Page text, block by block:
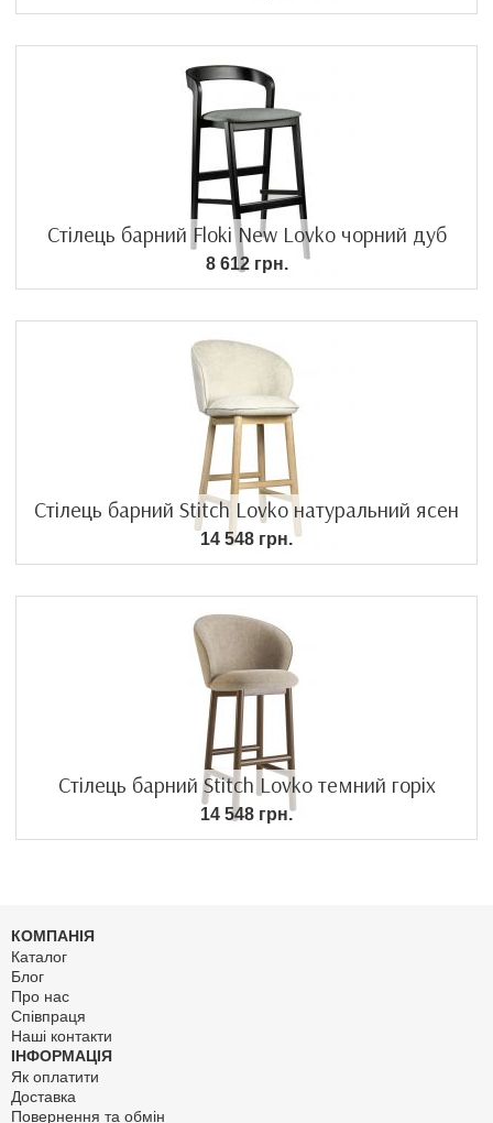
Стілець барний Floki New Lovko чорний дуб
8 612 грн.
Стілець барний Stitch Lovko натуральний ясен
14 548 грн.
Стілець барний Stitch Lovko темний горіх
14 548 грн.
КОМПАНІЯ
Каталог
Блог
Про нас
Співпраця
Наші контакти
ІНФОРМАЦІЯ
Як оплатити
Доставка
Повернення та обмін